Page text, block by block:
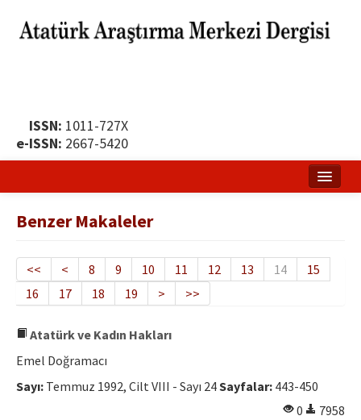
ISSN: 1011-727X
e-ISSN: 2667-5420
Yayın Politikası
Dergi Kurulları
Yayın İlkeleri
Etik İlkeler
Yazar Rehberi
Benzer Makaleler
<< < 8 9 10 11 12 13 14
15
16
17 18 19 > >>
Atatürk ve Kadın Hakları
Emel Doğramacı
Sayı: Temmuz 1992, Cilt VIII - Sayı 24Sayfalar: 443-450
0
7958